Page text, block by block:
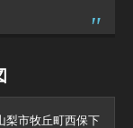
梨市牧丘町西保下